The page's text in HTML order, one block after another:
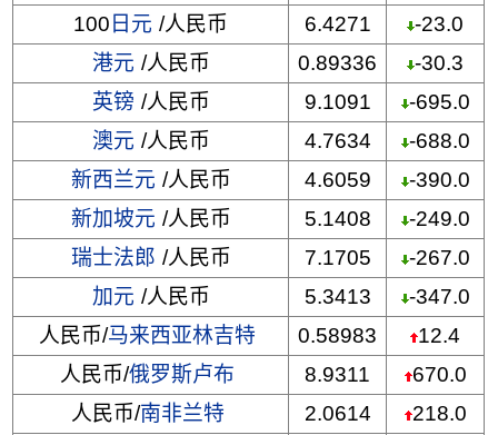
100 日元 /人民币 6.4271
-23.0
港元 /人民币 0.89336
-30.3
英镑 /人民币 9.1091
-695.0
澳元 /人民币 4.7634
-688.0
新西兰元 /人民币 4.6059
-390.0
新加坡元 /人民币 5.1408
-249.0
瑞士法郎 /人民币 7.1705
-267.0
加元 /人民币 5.3413
-347.0
人民币/马来西亚林吉特 0.58983
12.4
人民币/俄罗斯卢布 8.9311
670.0
人民币/南非兰特 2.0614
218.0